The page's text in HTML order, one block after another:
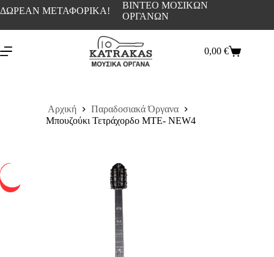
ΔΩΡΕΑΝ ΜΕΤΑΦΟΡΙΚΑ!
ΒΙΝΤΕΟ ΜΟΣΙΚΩΝ
ΟΡΓΑΝΩΝ
0,00€
Αρχική
Παραδοσιακά Όργανα
Μπουζούκι Τετράχορδο ΜΤE- NEW4
-12%